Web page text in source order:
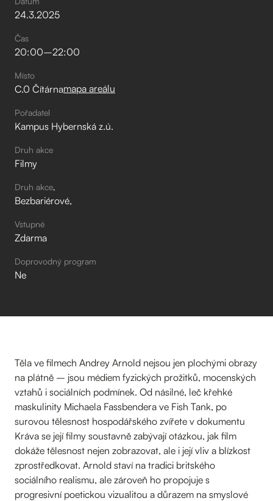
24.3.2025
Čas
20:00–⁠22:00
Místo
C.0 Čítárnamapa areálu
Pořadatel
Kampus Hybernská z.ú.
Druh akce
Filmy
Druh akce
Bezbariérové
Vstupné
Zdarma
Doprovodný program
Ne
Těla ve filmech Andrey Arnold nejsou jen plochými obrazy
na plátně – jsou médiem fyzických prožitků, mocenských
vztahů i sociálních podmínek. Od násilné, leč křehké
maskulinity Michaela Fassbendera ve Fish Tank, po
surovou tělesnost hospodářského zvířete v dokumentu
Kráva se její filmy soustavně zabývají otázkou, jak film
dokáže tělesnost nejen zobrazovat, ale i její vliv a blízkost
zprostředkovat. Arnold staví na tradici britského
sociálního realismu, ale zároveň ho propojuje s
progresivní poetickou vizualitou a důrazem na smyslové